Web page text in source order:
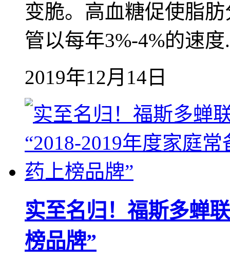
变脆。高血糖促使脂
管以每年3%-4%的速度
2019年12月14日
实至名归！福斯多蝉
榜品牌”